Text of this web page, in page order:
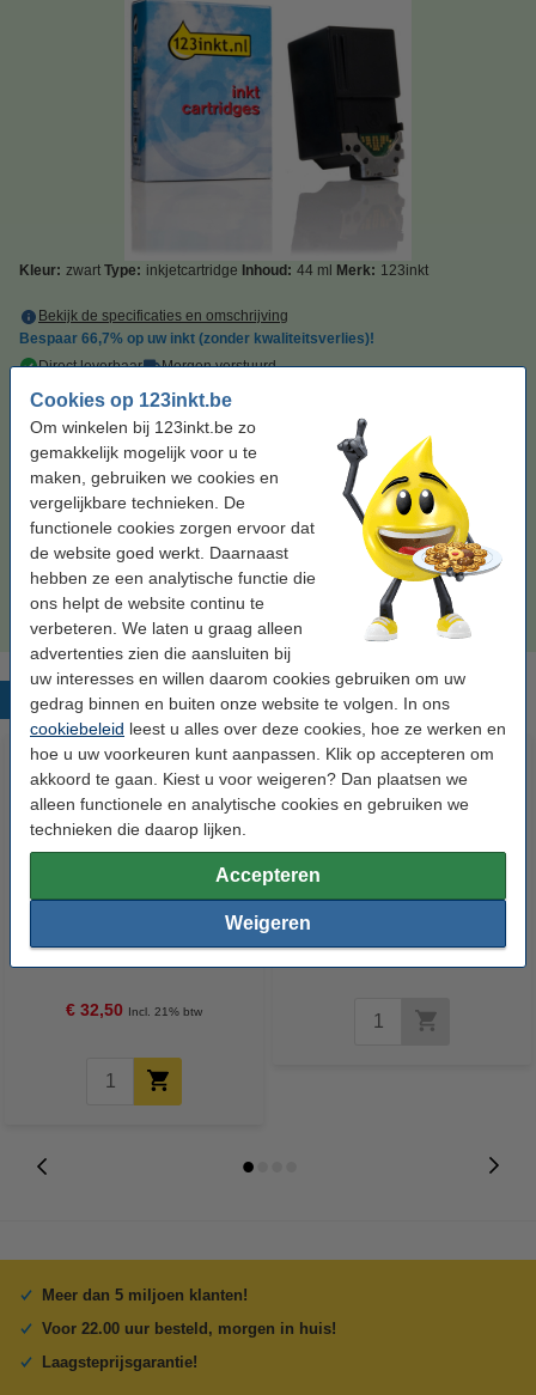
Cookies op 123inkt.be
Om winkelen bij 123inkt.be zo
gemakkelijk mogelijk voor u te
maken, gebruiken we cookies en
vergelijkbare technieken. De
functionele cookies zorgen ervoor dat
de website goed werkt. Daarnaast
hebben ze een analytische functie die
ons helpt de website continu te
verbeteren. We laten u graag alleen
advertenties zien die aansluiten bij
uw interesses en willen daarom cookies gebruiken om uw
gedrag binnen en buiten onze website te volgen. In ons
cookiebeleid leest u alles over deze cookies, hoe ze werken en
hoe u uw voorkeuren kunt aanpassen. Klik op accepteren om
akkoord te gaan. Kiest u voor weigeren? Dan plaatsen we
alleen functionele en analytische cookies en gebruiken we
technieken die daarop lijken.
Accepteren
Weigeren
Kleur: zwart Type: inkjetcartridge Inhoud: 44 ml Merk: 123inkt
Bekijk de specificaties en omschrijving
Bespaar 66,7% op uw inkt (zonder kwaliteitsverlies)!
Direct leverbaar
Morgen verstuurd
Prijs per ml € 0,33
€ 14,50 Bestellen
Tip: aanbieding bestellen
Canon aanbieding: 2 x BX-20 zwart (123inkt
huismerk)
€ 27,50
Populaire producten
Canon BX-3 inktcartridge zwart
(origineel)
€ 32,50 Incl. 21% btw
HP 78D (C6578DE) inktcartridge
kleur (origineel)
Meer dan 5 miljoen klanten!
Voor 22.00 uur besteld, morgen in huis!
Laagsteprijsgarantie!